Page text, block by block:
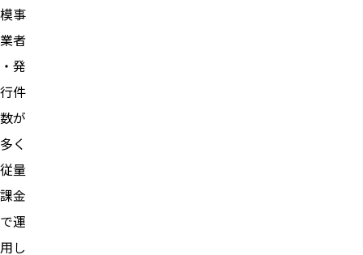
模事
業者
・発
行件
数が
多く
従量
課金
で運
用し